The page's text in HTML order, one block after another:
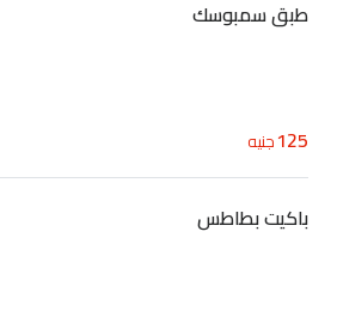
طبق سمبوسك
125جنيه
باكيت بطاطس